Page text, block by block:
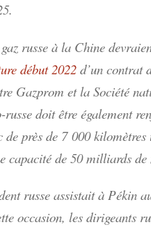
russe à la Chine
début 2022d’un contrat
Gazprom et la Société
doit être également
de près de 7 000
capacité de 50 milliards de
russe assistait à Pékin
occasion, les dirigeants